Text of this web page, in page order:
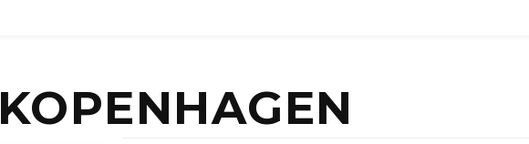
KOPENHAGEN